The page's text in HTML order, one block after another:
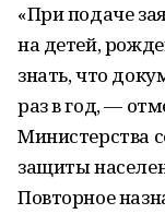
«При подаче
на детей,
знать, что
раз в год, —
Министерства
защиты
Повторное